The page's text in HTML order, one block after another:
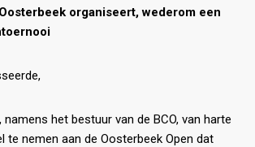
organiseert, wederom een
namens het bestuur van de BCO, van harte
te nemen aan de Oosterbeek Open dat